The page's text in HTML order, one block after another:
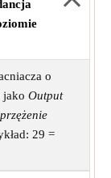
o
jako Output
29 =